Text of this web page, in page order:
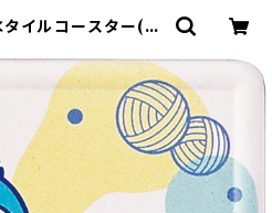
タイルコースター(ハ
shop - 山
ンラインショップ